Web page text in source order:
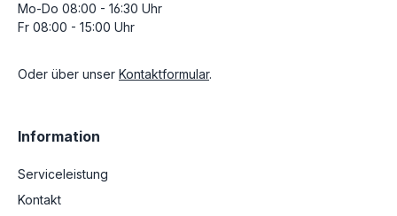
Mo-Do 08:00 - 16:30 Uhr
Fr 08:00 - 15:00 Uhr
Oder über unser Kontaktformular.
Information
Serviceleistung
Kontakt